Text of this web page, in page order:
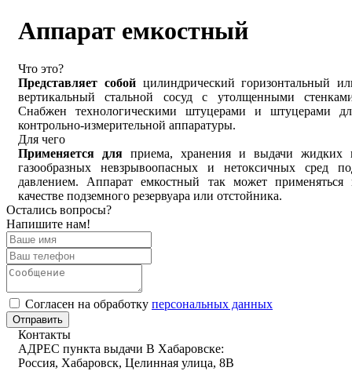
Аппарат емкостный
Что это?
Представляет собойцилиндрический горизонтальный
вертикальный стальной сосуд с утолщенными
Снабжен технологическими штуцерами и штуцерами
контрольно-измерительной аппаратуры.
Для чего
Применяется для приема, хранения и выдачи жидких
газообразных невзрывоопасных и нетоксичных сред
давлением. Аппарат емкостный так может применяться
качестве подземного резервуара или отстойника.
Остались вопросы?
Напишите нам!
Cогласен на обработку персональных данных
Отправить
Контакты
АДРЕС пункта выдачи В Хабаровске:
Россия, Хабаровск, Целинная улица, 8В